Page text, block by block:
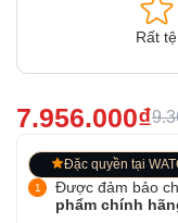
Rất tệ
7.956.000₫
Đặc quyền tại
Được đảm bảo
phẩm chính